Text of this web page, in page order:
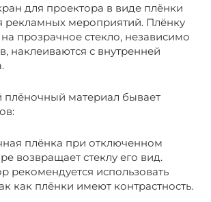
для проектора в виде плёнки
рекламных мероприятий. Плёнку
прозрачное стекло, независимо
наклеиваются с внутренней
материал бывает
плёнка при отключенном
возвращает стеклу его вид.
рекомендуется использовать
как плёнки имеют контрастность.